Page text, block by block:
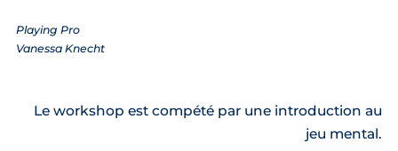
Playing Pro
Vanessa Knecht
Le workshop est compété par une introduction au
jeu mental.